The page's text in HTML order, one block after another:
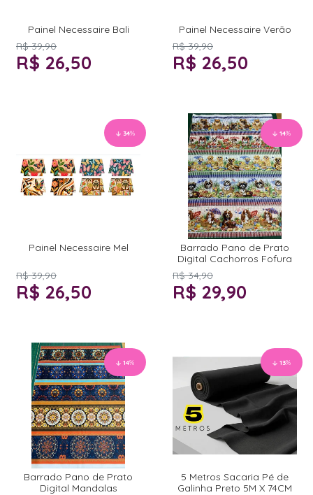
Painel Necessaire Bali
R$ 39,90
R$ 26,50
Painel Necessaire Verão
R$ 39,90
R$ 26,50
34%
Painel Necessaire Mel
R$ 39,90
R$ 26,50
14%
Barrado Pano de Prato
Digital Cachorros Fofura
R$ 34,90
R$ 29,90
14%
Barrado Pano de Prato
Digital Mandalas
13%
5 Metros Sacaria Pé de
Galinha Preto 5M X 74CM